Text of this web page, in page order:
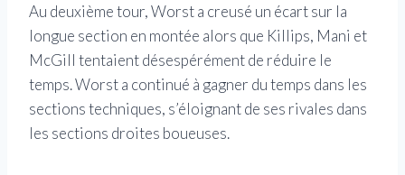
Au deuxième tour, Worst a creusé un écart sur la
longue section en montée alors que Killips, Mani et
McGill tentaient désespérément de réduire le
temps. Worst a continué à gagner du temps dans les
sections techniques, s’éloignant de ses rivales dans
les sections droites boueuses.